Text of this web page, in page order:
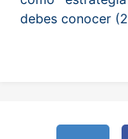
debes conocer